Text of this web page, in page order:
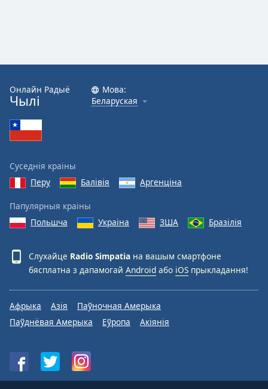
Онлайн Радыё
Чылі
Мова:
Беларуская
Суседнія краіны
Перу
Балівія Аргенціна
Папулярныя краіны
Польшча
Украіна ЗША Бразілія
Слухайце Radio Simpatia на вашым смартфоне
бясплатна з дапамогай Android або iOS прыкладання!
Афрыка Азія
Паўночная Амерыка
Паўднёвая Амерыка
Еўропа Акіянія